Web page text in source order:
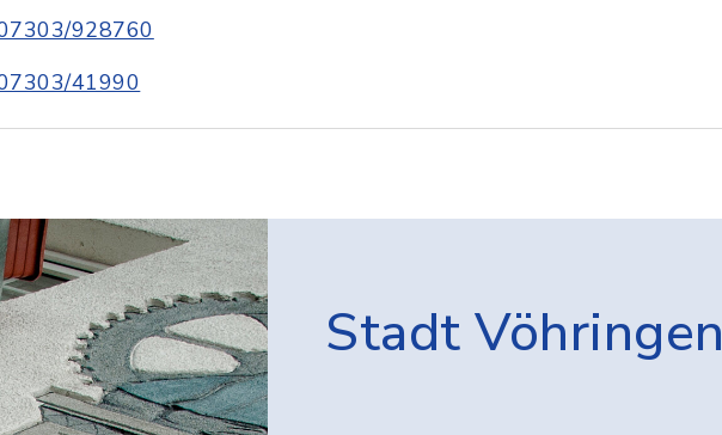
928760
41990
Stadt Vöhringen